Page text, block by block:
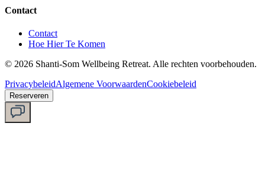
Contact
Contact
Hoe Hier Te Komen
© 2026 Shanti-Som Wellbeing Retreat. Alle rechten voorbehouden.
PrivacybeleidAlgemene VoorwaardenCookiebeleid
Reserveren